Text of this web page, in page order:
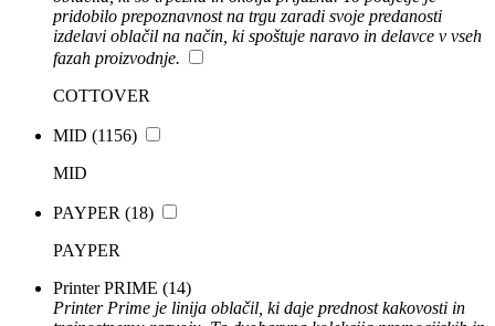
pridobilo prepoznavnost na trgu zaradi svoje predanosti
izdelavi oblačil na način, ki spoštuje naravo in delavce v vseh
fazah proizvodnje.
COTTOVER
MID (1156)
MID
PAYPER (18)
PAYPER
Printer PRIME (14)
Printer Prime je linija oblačil, ki daje prednost kakovosti in